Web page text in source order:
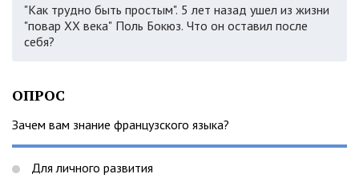
"Как трудно быть простым". 5 лет назад ушел из жизни
"повар ХХ века" Поль Бокюз. Что он оставил после
себя?
ОПРОС
Зачем вам знание французского языка?
Для личного развития